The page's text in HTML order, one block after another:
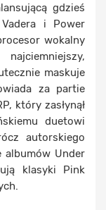
gdzieś
i Power
wokalny
maskuje
za partie
który zasłynął
duetowi
autorskiego
albumów Under
klasyki Pink